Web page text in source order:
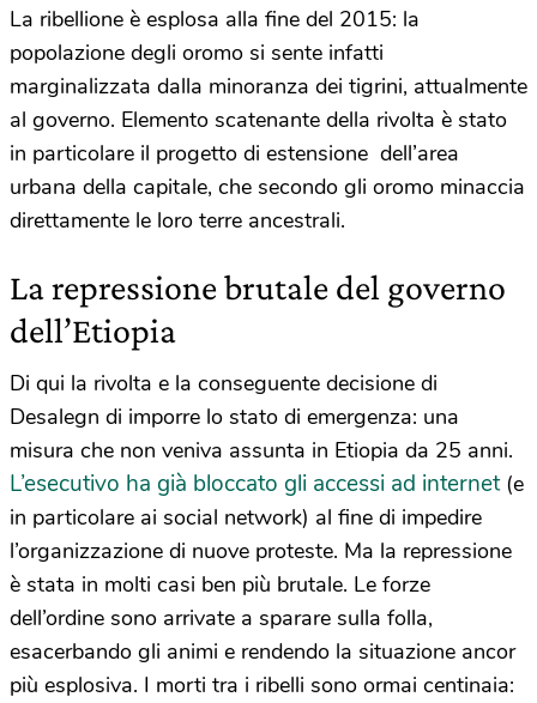
La ribellione è esplosa alla fine del 2015: la
popolazione degli oromo si sente infatti
marginalizzata dalla minoranza dei tigrini, attualmente
al governo. Elemento scatenante della rivolta è stato
in particolare il progetto di estensione dell’area
urbana della capitale, che secondo gli oromo minaccia
direttamente le loro terre ancestrali.
La repressione brutale del governo
dell’Etiopia
Di qui la rivolta e la conseguente decisione di
Desalegn di imporre lo stato di emergenza: una
misura che non veniva assunta in Etiopia da 25 anni.
L’esecutivo ha già bloccato gli accessi ad internet(e
in particolare ai social network) al fine di impedire
l’organizzazione di nuove proteste. Ma la repressione
è stata in molti casi ben più brutale. Le forze
dell’ordine sono arrivate a sparare sulla folla,
esacerbando gli animi e rendendo la situazione ancor
più esplosiva. I morti tra i ribelli sono ormai centinaia: